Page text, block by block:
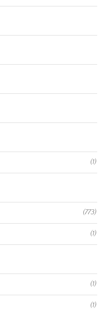
(1)
(773)
(1)
(1)
(1)